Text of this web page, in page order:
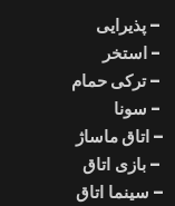
–پذیرایی
- استخر
–ترکیحمام
- سونا
–اتاق ماساژ
–بازی اتاق
– سینما اتاق